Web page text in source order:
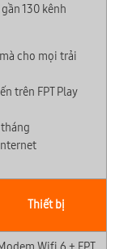
130 kênh
cho mọi trải
trên FPT Play
Thiết bị